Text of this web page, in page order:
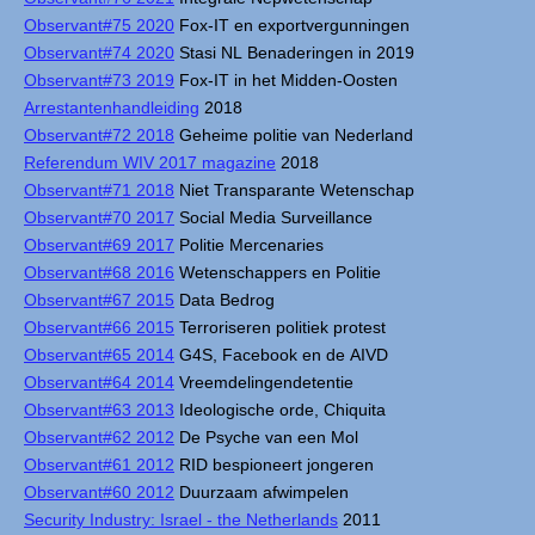
Observant#75 2020 Fox-IT en exportvergunningen
Observant#74 2020 Stasi NL Benaderingen in 2019
Observant#73 2019 Fox-IT in het Midden-Oosten
Arrestantenhandleiding 2018
Observant#72 2018 Geheime politie van Nederland
Referendum WIV 2017 magazine 2018
Observant#71 2018 Niet Transparante Wetenschap
Observant#70 2017 Social Media Surveillance
Observant#69 2017 Politie Mercenaries
Observant#68 2016 Wetenschappers en Politie
Observant#67 2015 Data Bedrog
Observant#66 2015 Terroriseren politiek protest
Observant#65 2014 G4S, Facebook en de AIVD
Observant#64 2014 Vreemdelingendetentie
Observant#63 2013 Ideologische orde, Chiquita
Observant#62 2012 De Psyche van een Mol
Observant#61 2012 RID bespioneert jongeren
Observant#60 2012 Duurzaam afwimpelen
Security Industry: Israel - the Netherlands 2011